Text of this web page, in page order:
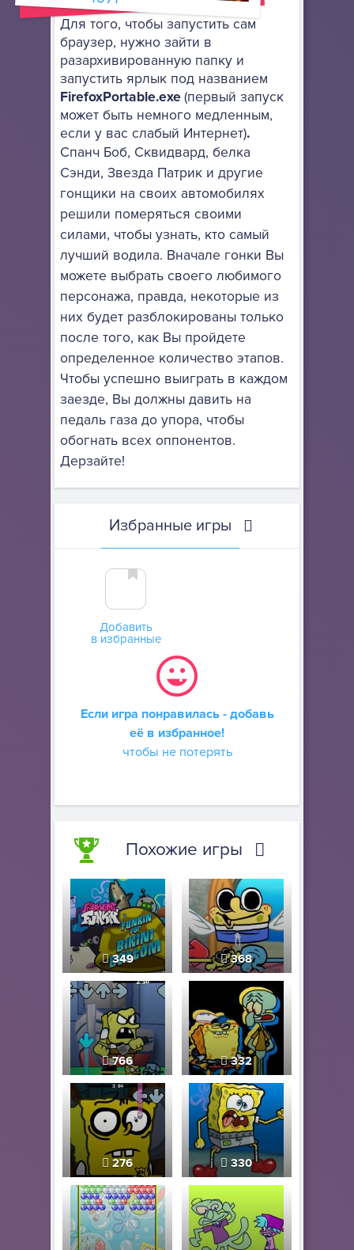
Для того, чтобы запустить сам
браузер, нужно зайти в
разархивированную папку и
запустить ярлык под названием
FirefoxPortable.exe(первый запуск
может быть немного медленным,
если у вас слабый Интернет).
Спанч Боб, Сквидвард, белка
Сэнди, Звезда Патрик и другие
гонщики на своих автомобилях
решили померяться своими
силами, чтобы узнать, кто самый
лучший водила. Вначале гонки Вы
можете выбрать своего любимого
персонажа, правда, некоторые из
них будет разблокированы только
после того, как Вы пройдете
определенное количество этапов.
Чтобы успешно выиграть в каждом
заезде, Вы должны давить на
педаль газа до упора, чтобы
обогнать всех оппонентов.
Дерзайте!
Избранные игры
Добавить
в избранные
Если игра понравилась - добавь
её в избранное!
чтобы не потерять
Похожие игры
349 368
766 332
276 330